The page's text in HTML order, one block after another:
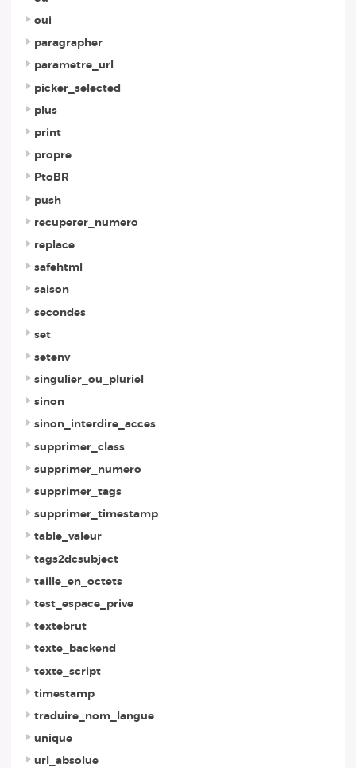
oui
paragrapher
parametre_url
picker_selected
plus
print
propre
PtoBR
push
recuperer_numero
replace
safehtml
saison
secondes
set
setenv
singulier_ou_pluriel
sinon
sinon_interdire_acces
supprimer_class
supprimer_numero
supprimer_tags
supprimer_timestamp
table_valeur
tags2dcsubject
taille_en_octets
test_espace_prive
textebrut
texte_backend
texte_script
timestamp
traduire_nom_langue
unique
url_absolue